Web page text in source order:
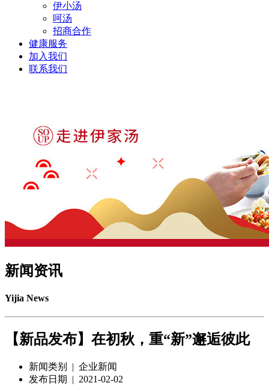
伊小汤
呵汤
招商合作
健康服务
加入我们
联系我们
新闻资讯
Yijia News
【新品发布】在初秋，重“新”邂逅彼此
新闻类别 | 企业新闻
发布日期 | 2021-02-02